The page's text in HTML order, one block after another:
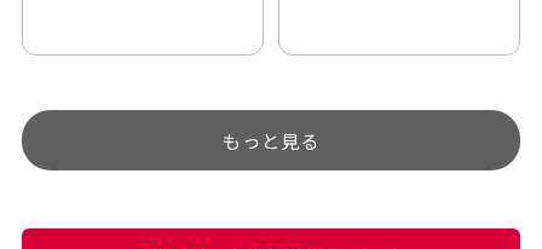
す。
うぐらい目立つことなく綺
麗な商品でお安く購入でき
もっと見る